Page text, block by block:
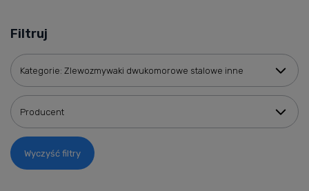
Filtruj
Kategorie: Zlewozmywaki dwukomorowe stalowe inne
Producent
Wyczyść filtry